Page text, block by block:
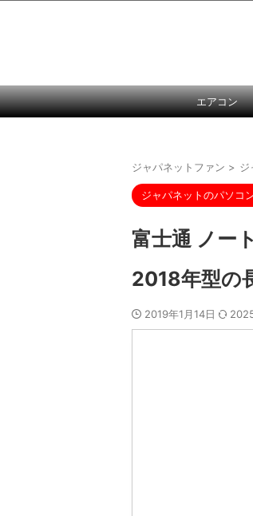
エアコン
ジャパネットファン > ジ
ジャパネットのパソコ
富士通 ノー
2018年型の
2019年1月14日